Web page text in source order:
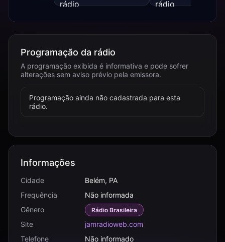
Programação da rádio
A programação exibida é informativa e pode sofrer
alterações sem aviso prévio pela emissora.
Programação ainda não cadastrada para esta
rádio.
Informações
Cidade
Belém, PA
Frequência
Não informada
Gênero
Rádio Brasileira
Site
jamradioweb.com
Telefone
Não informado